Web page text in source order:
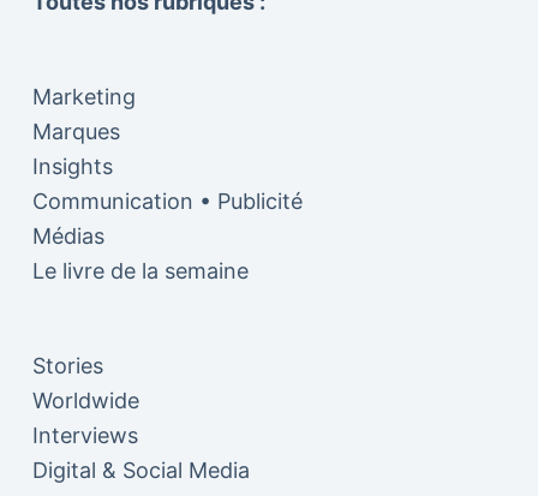
Marketing
Marques
Insights
Communication • Publicité
Médias
Le livre de la semaine
Stories
Worldwide
Interviews
Digital & Social Media